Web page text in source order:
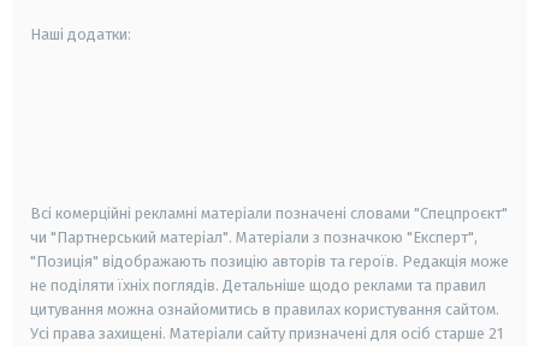
Наші додатки:
Всі комерційні рекламні матеріали позначені словами "Спецпроєкт"
чи "Партнерський матеріал". Матеріали з позначкою "Експерт",
"Позиція" відображають позицію авторів та героїв. Редакція може
не поділяти їхніх поглядів. Детальніше щодо реклами та правил
цитування можна ознайомитись в правилах користування сайтом.
Усі права захищені. Матеріали сайту призначені для осіб старше 21